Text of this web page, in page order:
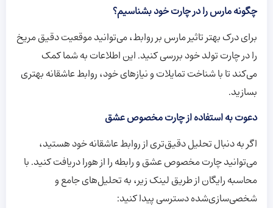
چگونهمارسرا در چارت خود بشناسیم؟
برای درک بهتر تاثیر مارس بر روابط، می‌توانید موقعیت دقیق مریخ
را در چارت تولد خود بررسی کنید. این اطلاعات به شما کمک
می‌کند تا با شناخت تمایلات و نیازهای خود، روابط عاشقانه بهتری
بسازید.
دعوت به استفاده از چارت مخصوص عشق
اگر به دنبال تحلیل دقیق‌تری از روابط عاشقانه خود هستید،
می‌توانید چارت مخصوص عشق و رابطه را از هورا دریافت کنید. با
محاسبه رایگان از طریق لینک زیر، به تحلیل‌های جامع و
شخصی‌سازی‌شده دسترسی پیدا کنید: